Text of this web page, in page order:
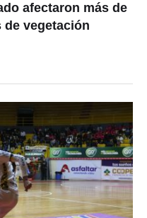
afectaron más de
de vegetación